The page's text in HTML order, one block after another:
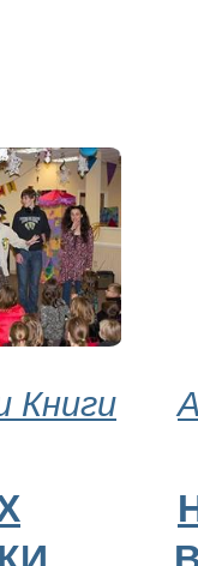
Книги